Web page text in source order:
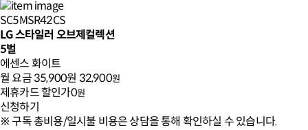
SC5MSR42CS
LG 스타일러 오브제컬렉션
5벌
에센스 화이트
월 요금35,900원 32,900원
제휴카드 할인가0원
신청하기
※ 구독 총비용/일시불 비용은 상담을 통해 확인하실 수 있습니다.